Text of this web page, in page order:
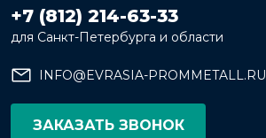
+7 (812) 214-63-33
для Санкт-Петербурга и области
INFO@EVRASIA-PROMMETALL.RU
ЗАКАЗАТЬ ЗВОНОК